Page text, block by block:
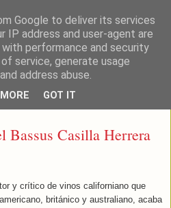
Bassus Casilla Herrera
y crítico de vinos californiano que
británico y australiano, acaba
Google to deliver its services
IP address and user-agent are
performance and security
service, generate usage
address abuse.
GOT IT